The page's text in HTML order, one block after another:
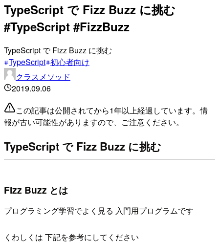
TypeScript で Fizz Buzz に挑む
#TypeScript #FizzBuzz
TypeScript で Fizz Buzz に挑む
TypeScript 初心者向け
クラスメソッド
2019.09.06
この記事は公開されてから1年以上経過しています。情
報が古い可能性がありますので、ご注意ください。
TypeScript で Fizz Buzz に挑む
Fizz Buzz とは
プログラミング学習でよく見る 入門用プログラムです
くわしくは 下記を参考にしてください